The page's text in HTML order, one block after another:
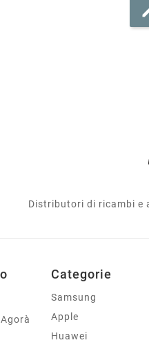
Distributori di ricambi e
Categorie
Samsung
Apple
Huawei